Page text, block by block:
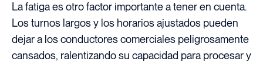
La fatiga es otro factor importante a tener en cuenta.
Los turnos largos y los horarios ajustados pueden
dejar a los conductores comerciales peligrosamente
cansados, ralentizando su capacidad para procesar y